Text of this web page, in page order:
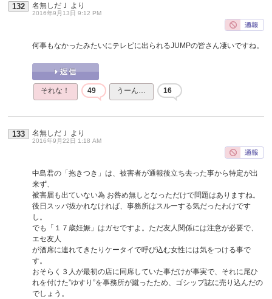
132 名無しだＪ より
2016年9月13日 9:12 PM
何事もなかったみたいにテレビに出られるJUMPの皆さん凄いですね。
それな！ 49 うーん… 16
133 名無しだＪ より
2016年9月22日 1:18 AM
中島君の「抱きつき」は、被害者が通報後立ち去った事から特定が出
来ず、
被害届も出ていない為 お咎め無しとなっただけで問題はありますね。
後日スッパ抜かれなければ、事務所はスルーする気だったわけです
し。
でも「１７歳妊娠」はガセですよ。ただ友人関係には注意が必要で、
エセ友人
が酒席に連れてきたりケータイで呼び込む女性には気をつける事で
す。
おそらく３人が最初の店に同席していた事だけが事実で、それに尾ひ
れを付けた”ゆすり”を事務所が蹴ったため、ゴシップ誌に売り込んだの
でしょう。